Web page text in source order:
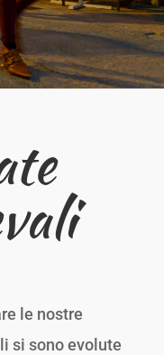
le nostre
si sono evolute